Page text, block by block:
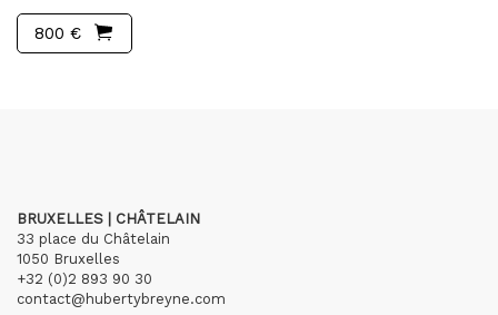
800 €
BRUXELLES | CHÂTELAIN
33 place du Châtelain
1050 Bruxelles
+32 (0)2 893 90 30
contact@hubertybreyne.com